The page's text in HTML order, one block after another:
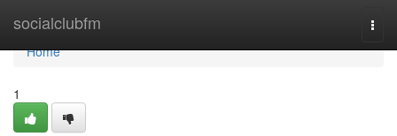
socialclubfm
Home
Home
1